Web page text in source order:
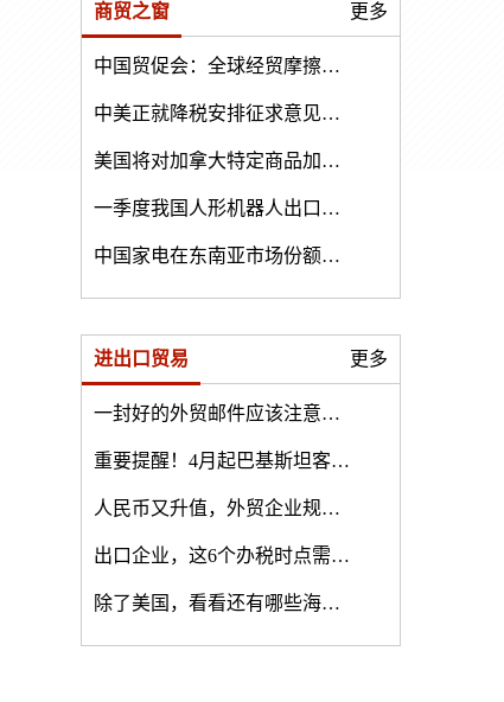
商贸之窗 更多
中国贸促会：全球经贸摩擦指数处于中高位 涉及金额同比有所下降
中美正就降税安排征求意见并将尽快推动实施
美国将对加拿大特定商品加征50%关税
一季度我国人形机器人出口增长210%
中国家电在东南亚市场份额超20%
进出口贸易 更多
一封好的外贸邮件应该注意的20个问题
重要提醒！4月起巴基斯坦客人的这个要求一定要拒绝！
人民币又升值，外贸企业规避汇率风险的主要方法有哪些
出口企业，这6个办税时点需牢记！避免出现不必要的损失哟
除了美国，看看还有哪些海外市场